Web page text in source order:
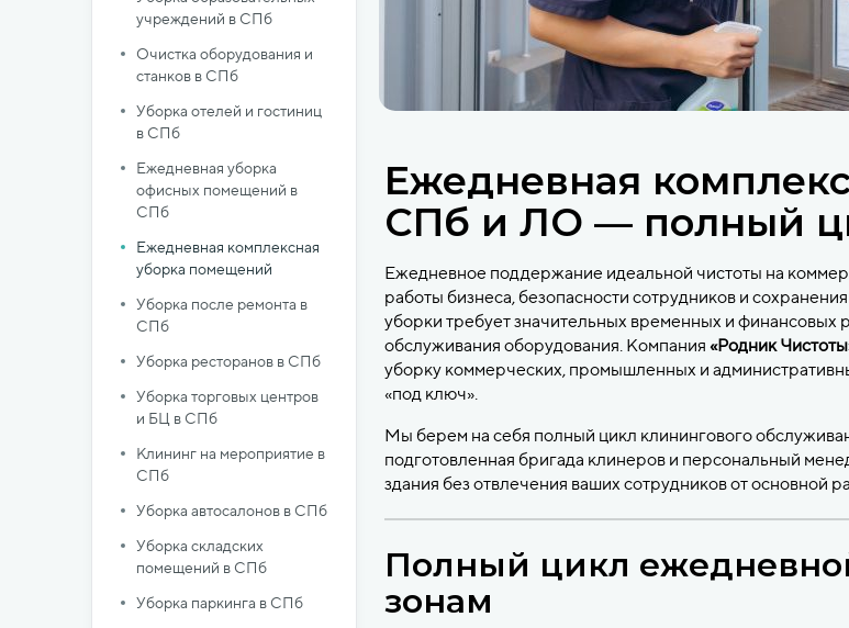
учреждений в СПб
Очистка оборудования и
станков в СПб
Уборка отелей и гостиниц
в СПб
Ежедневная уборка
офисных помещений в
СПб
Ежедневная комплексная
уборка помещений
Уборка после ремонта в
СПб
Уборка ресторанов в СПб
Уборка торговых центров
и БЦ в СПб
Клининг на мероприятие в
СПб
Уборка автосалонов в СПб
Уборка складских
помещений в СПб
Уборка паркинга в СПб
Ежедневная
СПб и ЛО — полный
Ежедневное поддержание идеальной чистоты на
работы бизнеса, безопасности сотрудников и
уборки требует значительных временных и финансовых
обслуживания оборудования. Компания «Родник
уборку коммерческих, промышленных и
«под ключ».
Мы берем на себя полный цикл клинингового
подготовленная бригада клинеров и персональный
здания без отвлечения ваших сотрудников от основной
Полный цикл
зонам